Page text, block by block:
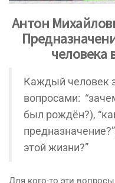
Антон
человека
Каждый человек
вопросами:
был рождён?),
этой жизни?”
Для кого-то эти